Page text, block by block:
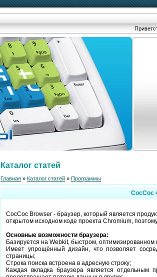
Каталог статей
Главная » Каталог статей » Программы
CocCoc
CocCoc Browser - браузер, который является
открытом исходном коде проекта Chromium,
Основные возможности браузера:
Базируется на Webkit, быстром,
Имеет упрощённый дизайн, что позволяет
страницы;
Строка поиска встроена в адресную строку;
Каждая вкладка браузера является отдельным